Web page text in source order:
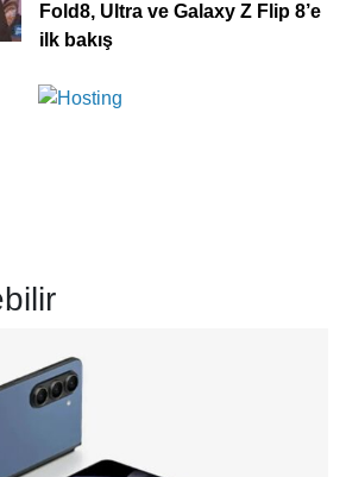
Fold8, Ultra ve Galaxy Z Flip 8’e
ilk bakış